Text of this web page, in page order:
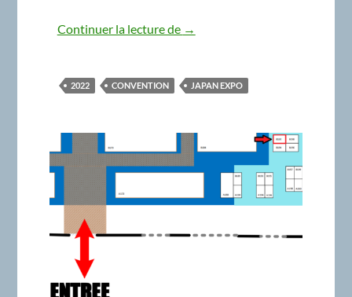
Continuer la lecture de MonoType à Japan Expo 2022 !
→
2022 CONVENTION JAPAN EXPO